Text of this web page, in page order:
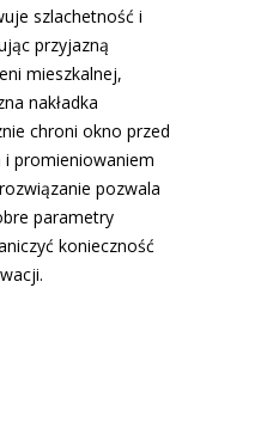
szlachetność i
przyjazną
mieszkalnej,
nakładka
chroni okno przed
promieniowaniem
pozwala
parametry
konieczność